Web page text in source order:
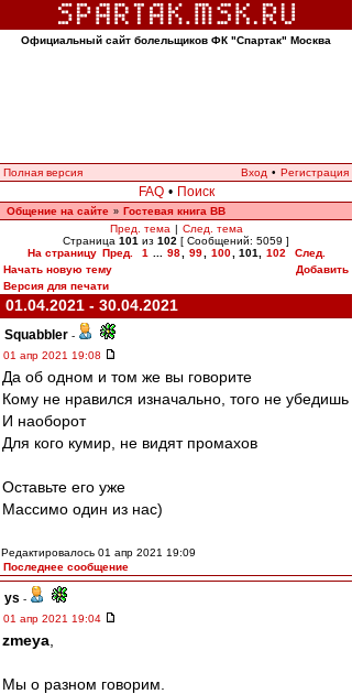
Официальный сайт болельщиков ФК "Спартак" Москва
Полная версия Вход • Регистрация
FAQ • Поиск
Общение на сайте » Гостевая книга ВВ
Пред. тема | След. тема
Страница 101 из 102 [ Сообщений: 5059 ]
На страницу Пред. 1 98 99 100 101 102
След.
Начать новую тему
Добавить
Версия для печати
01.04.2021 - 30.04.2021
Squabbler -
01 апр 2021 19:08
Да об одном и том же вы говорите
Кому не нравился изначально, того не убедишь
И наоборот
Для кого кумир, не видят промахов
Оставьте его уже
Массимо один из нас)
Редактировалось 01 апр 2021 19:09
Последнее сообщение
ys -
01 апр 2021 19:04
zmeya
Мы о разном говорим.